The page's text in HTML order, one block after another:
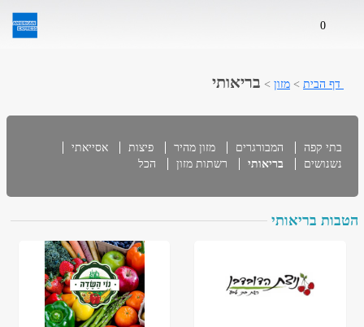
0
דף הבית > מזון > בריאותי
בתי קפה המבורגרים מזון מהיר פיצות
אסייאתי
נשנושים
בריאותי רשתות מזון הכל
הטבות בריאותי